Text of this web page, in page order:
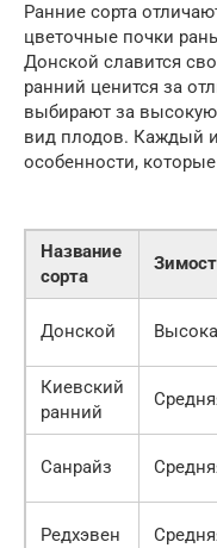
Ранние сорта
цветочные почки
Донской славится
ранний ценится за
выбирают за
вид плодов. Каждый
особенности,
Название
сорта
Донской
Киевский
ранний
Санрайз
Редхэвен